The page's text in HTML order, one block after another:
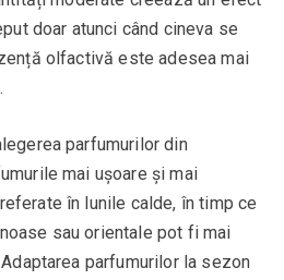
doar atunci când cineva se
olfactivă este adesea mai
parfumurilor din
mai ușoare și mai
în lunile calde, în timp ce
sau orientale pot fi mai
parfumurilor la sezon